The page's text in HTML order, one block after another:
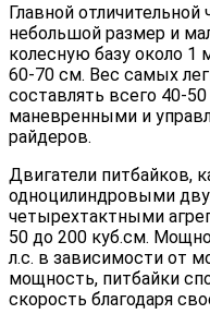
Главной отличительной
небольшой размер и
колесную базу около 1
60-70 см. Вес самых
составлять всего 40-
маневренными и
райдеров.
Двигатели питбайков,
одноцилиндровыми
четырехтактными
50 до 200 куб.см.
л.с. в зависимости от
мощность, питбайки
скорость благодаря